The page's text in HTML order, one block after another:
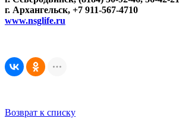
г. Архангельск, +7 911-567-4710
www.nsglife.ru
Возврат к списку